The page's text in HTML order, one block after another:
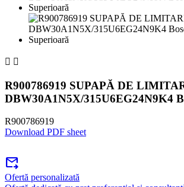
 
R900786919 SUPAPĂ DE
DBW30A1N5X/315U6EG24N9K4
R900786919
Download PDF sheet
forward_to_inbox
Ofertă personalizată